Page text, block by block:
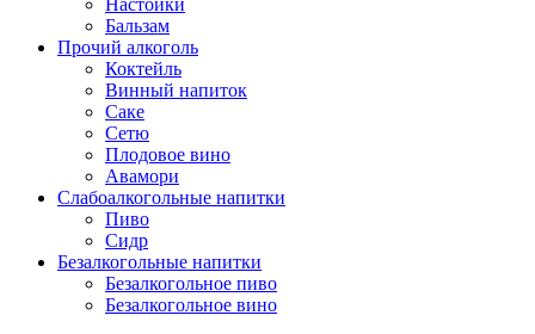
Настойки
Бальзам
Прочий алкоголь
Коктейль
Винный напиток
Саке
Сетю
Плодовое вино
Авамори
Слабоалкогольные напитки
Пиво
Сидр
Безалкогольные напитки
Безалкогольное пиво
Безалкогольное вино